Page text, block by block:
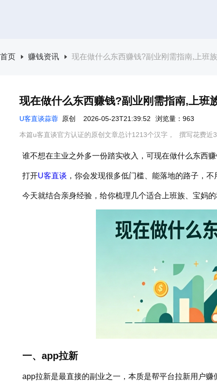
首页 赚钱资讯 现在做什么东西赚钱?副业刚需指南,上班
现在做什么东西赚钱?副业刚需指南,上班
U客直谈蒜蓉 原创 2026-05-23T21:39:52 浏览量：963
本篇u客直谈官方认证的原创文章总计1213个汉字， 撰写花费近
谁不想在主业之外多一份踏实收入，可现在做什么东西
打开U客直谈 ，你会发现很多低门槛、能落地的路子，
今天就结合亲身经验，给你梳理几个适合上班族、宝妈
一、app拉新
app拉新是最直接的副业之一，本质是帮平台拉新用户赚